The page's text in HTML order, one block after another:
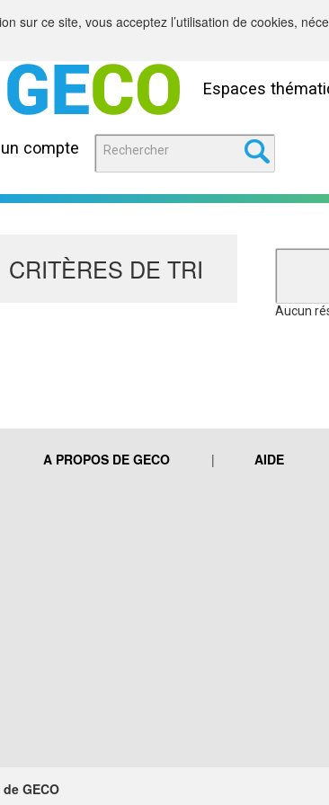
Espaces
un compte
CRITÈRES DE TRI
Aucun
A PROPOS DE GECO AIDE
sur ce site, vous acceptez l’utilisation de cookies,
GECO